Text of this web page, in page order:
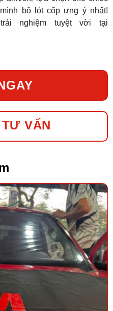
bộ lót cốp ưng ý nhất!
nghiệm tuyệt vời tại
VẤN